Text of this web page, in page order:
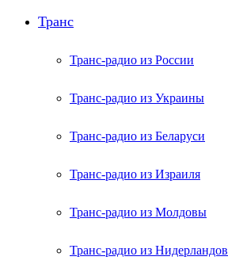
Транс
Транс-радио из России
Транс-радио из Украины
Транс-радио из Беларуси
Транс-радио из Израиля
Транс-радио из Молдовы
Транс-радио из Нидерландов